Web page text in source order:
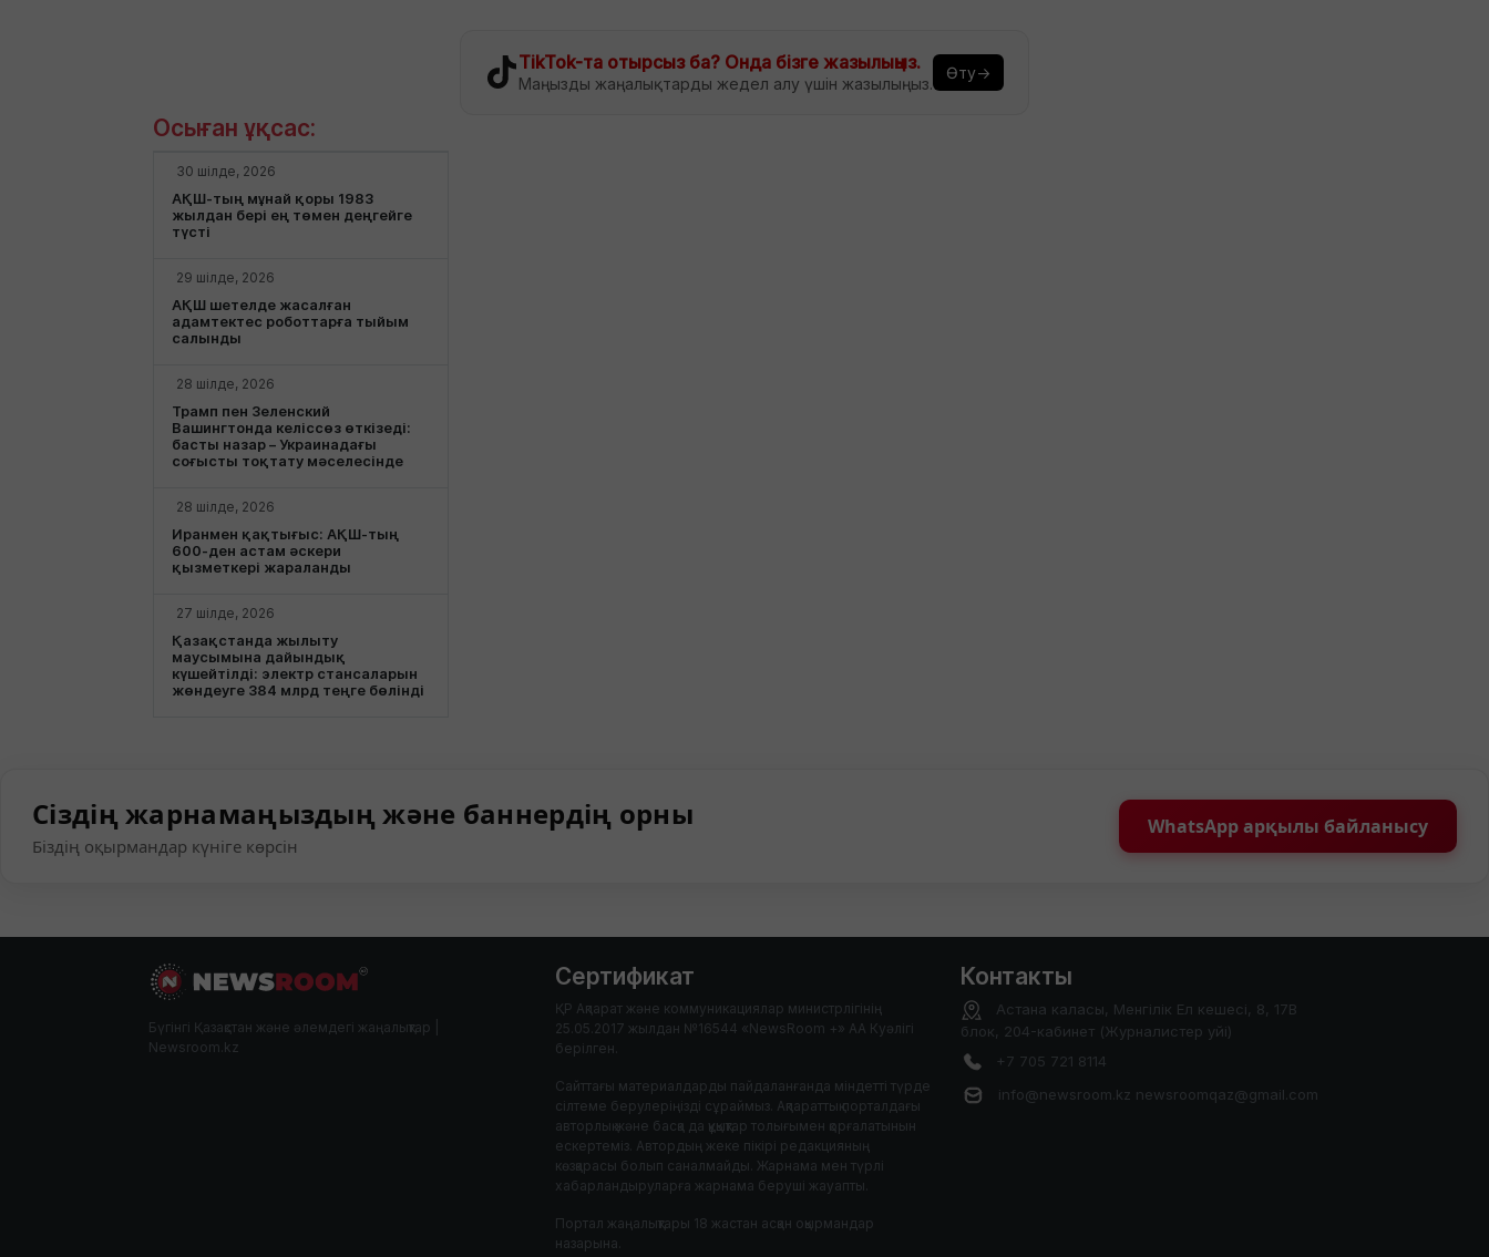
TikTok-та отырсыз ба? Онда бізге жазылыңыз.
Маңызды жаңалықтарды жедел алу үшін жазылыңыз.
Өту→
Осыған ұқсас:
30 шілде, 2026
АҚШ-тың мұнай қоры 1983
жылдан бері ең төмен деңгейге
түсті
29 шілде, 2026
АҚШ шетелде жасалған
адамтектес роботтарға тыйым
салынды
28 шілде, 2026
Трамп пен Зеленский
Вашингтонда келіссөз өткізеді:
басты назар – Украинадағы
соғысты тоқтату мәселесінде
28 шілде, 2026
Иранмен қақтығыс: АҚШ-тың
600-ден астам әскери
қызметкері жараланды
27 шілде, 2026
Қазақстанда жылыту
маусымына дайындық
күшейтілді: электр стансаларын
жөндеуге 384 млрд теңге бөлінді
Сіздің жарнамаңыздың және баннердің орны
Біздің оқырмандар күніге көрсін
WhatsApp арқылы байланысу
Бүгінгі Қазақстан және әлемдегі жаңалықтар |
Newsroom.kz
Сертификат
ҚР Ақпарат және коммуникациялар министрлігінің
25.05.2017 жылдан №16544 «NewsRoom +» АА Куәлігі
берілген.
Сайттағы материалдарды пайдаланғанда міндетті түрде
сілтеме берулеріңізді сұраймыз. Ақпараттық порталдағы
авторлық және басқа да құқықтар толығымен қорғалатынын
ескертеміз. Автордың жеке пікірі редакцияның
көзқарасы болып саналмайды. Жарнама мен түрлі
хабарландыруларға жарнама беруші жауапты.
Портал жаңалықтары 18 жастан асқан оқырмандар
назарына.
Контакты
Астана каласы, Менгілік Ел кешесі, 8, 17В
блок, 204-кабинет (Журналистер уйі)
+7 705 721 8114
info@newsroom.kz newsroomqaz@gmail.com